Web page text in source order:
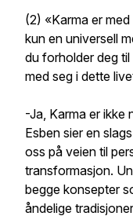
(2) «Karma er
kun en universell
du forholder deg
med seg i dette
-Ja, Karma er ikke
Esben sier en
oss på veien til
transformasjon.
begge konsepter
åndelige